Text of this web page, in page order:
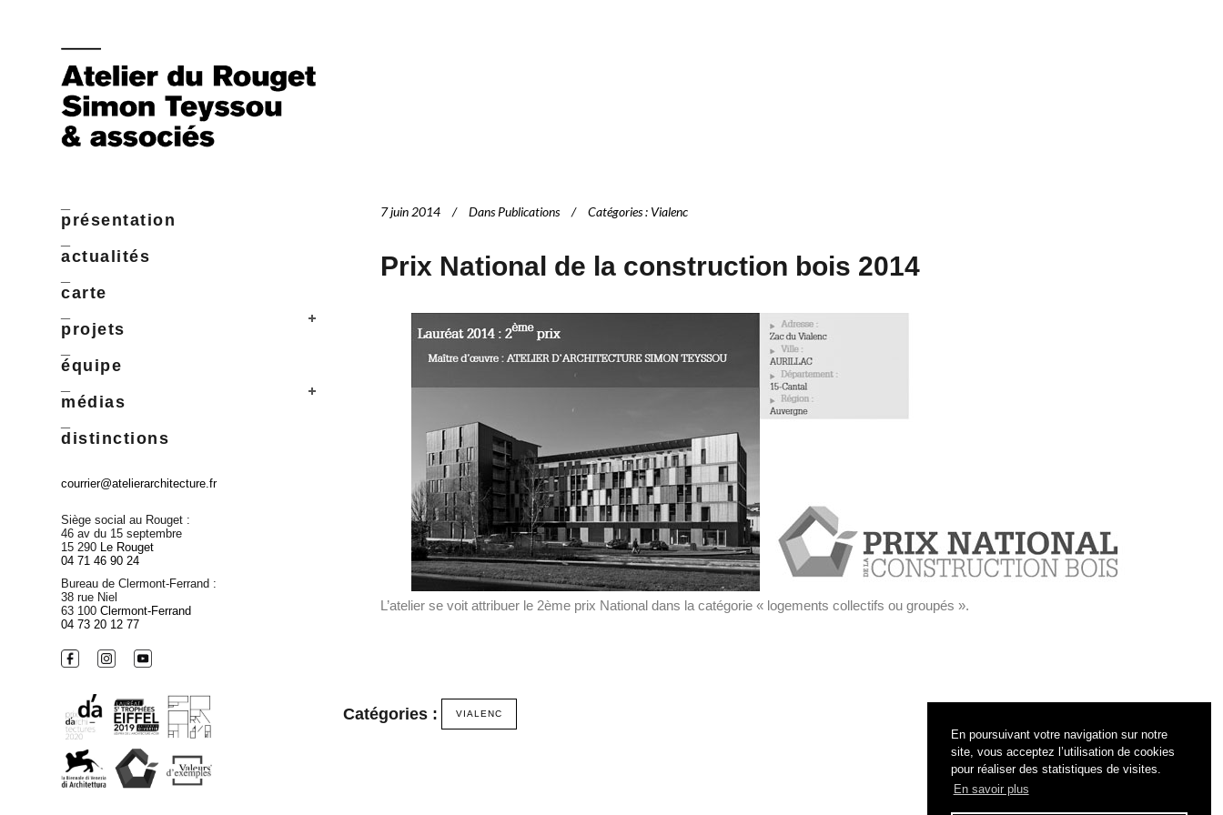
En poursuivant votre navigation sur notre
site, vous acceptez l’utilisation de cookies
pour réaliser des statistiques de visites.
En savoir plus
présentation
actualités
carte
projets
équipe
médias
distinctions
courrier@atelierarchitecture.fr
Siège social au Rouget :
46 av du 15 septembre
15 290 Le Rouget
04 71 46 90 24
Bureau de Clermont-Ferrand :
38 rue Niel
63 100Clermont-Ferrand
04 73 20 12 77
7 juin 2014 Dans Publications Catégories: Vialenc
Prix National de la construction bois 2014
L’atelier se voit attribuer le 2ème prix National dans la catégorie « logements collectifs ou groupés ».
Catégories : VIALENC